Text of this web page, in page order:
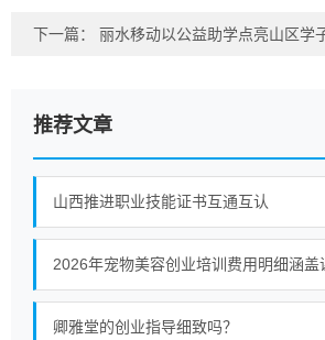
下一篇： 丽水移动以公益助学点亮山区学
推荐文章
山西推进职业技能证书互通互认
卿雅堂的创业指导细致吗？